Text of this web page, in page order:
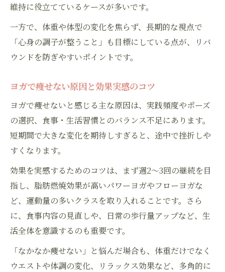
実践者が語るヨガダイエット効果の変化
ビフォーアフター画像で分かる体質改善
ビフォーアフターに学ぶ成功の秘訣
維持に役立てているケースが多いです。
一方で、体重や体型の変化を焦らず、長期的な視点で
「心身の調子が整うこと」も目標にしている点が、リバ
ウンドを防ぎやすいポイントです。
ヨガで痩せない原因と効果実感のコツ
ヨガで痩せないと感じる主な原因は、実践頻度やポーズ
の選択、食事・生活習慣とのバランス不足にあります。
短期間で大きな変化を期待しすぎると、途中で挫折しや
すくなります。
効果を実感するためのコツは、まず週2〜3回の継続を目
指し、脂肪燃焼効果が高いパワーヨガやフローヨガな
ど、運動量の多いクラスを取り入れることです。さら
に、食事内容の見直しや、日常の歩行量アップなど、生
活全体を意識するのも重要です。
「なかなか痩せない」と悩んだ場合も、体重だけでなく
ウエストや体調の変化、リラックス効果など、多角的に